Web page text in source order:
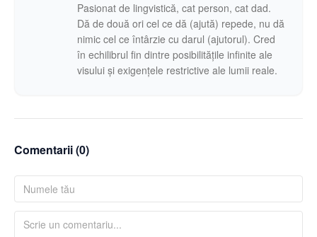
Pasionat de lingvistică, cat person, cat dad.
Dă de două ori cel ce dă (ajută) repede, nu dă
nimic cel ce întârzie cu darul (ajutorul). Cred
în echilibrul fin dintre posibilitățile infinite ale
visului și exigențele restrictive ale lumii reale.
Comentarii (0)